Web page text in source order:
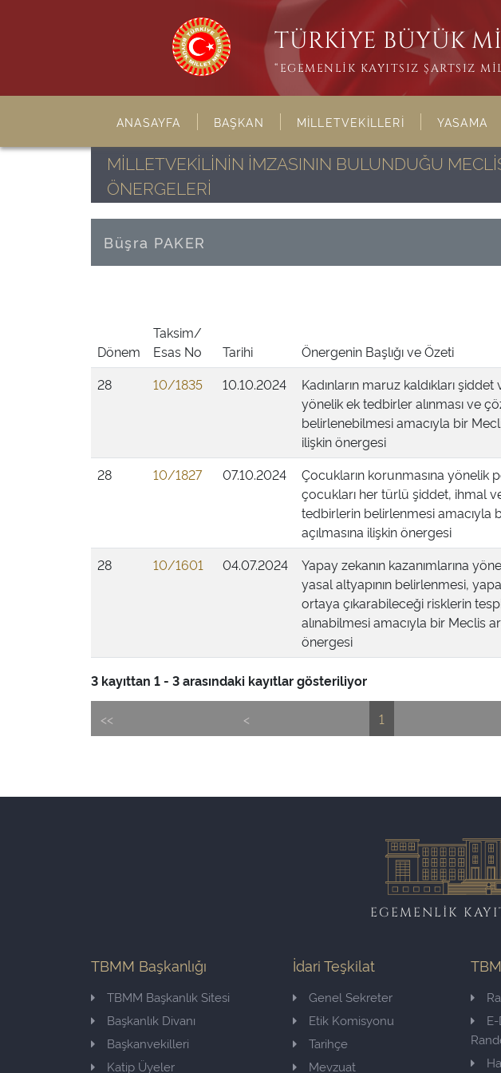
TÜRKİYE BÜYÜK
“EGEMENLİK KAYITSIZ ŞARTSIZ
ANASAYFA BAŞKAN MİLLETVEKİLLERİ YASAMA
MİLLETVEKİLİNİN İMZASININ BULUNDUĞU
ÖNERGELERİ
Büşra PAKER
Dönem
Taksim/
Esas No
Tarihi
Önergenin Başlığı ve Özeti
28
10/1835 10.10.2024
Kadınların maruz kaldıkları şiddet
yönelik ek tedbirler alınması ve
belirlenebilmesi amacıyla bir
ilişkin önergesi
28
10/1827 07.10.2024
Çocukların korunmasına yönelik
çocukları her türlü şiddet, ihmal
tedbirlerin belirlenmesi amacıyla
açılmasına ilişkin önergesi
28
10/1601 04.07.2024
Yapay zekanın kazanımlarına
yasal altyapının belirlenmesi,
ortaya çıkarabileceği risklerin
alınabilmesi amacıyla bir Meclis
önergesi
3 kayıttan 1 - 3 arasındaki kayıtlar gösteriliyor
<< < 1
EGEMENLİK
TBMM Başkanlığı
TBMM Başkanlık Sitesi
Başkanlık Divanı
Başkanvekilleri
Katip Üyeler
İdari Teşkilat
Genel Sekreter
Etik Komisyonu
Tarihçe
Mevzuat